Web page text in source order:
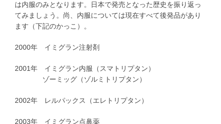
は内服のみとなります。日本で発売となった歴史を振り返っ
てみましょう。尚、内服については現在すべて後発品があり
ます（下記のかっこ）。
2000年 イミグラン注射剤
2001年 イミグラン内服（スマトリプタン）
ゾーミッグ（ゾルミトリプタン）
2002年 レルパックス（エレトリプタン）
2003年 イミグラン点鼻薬